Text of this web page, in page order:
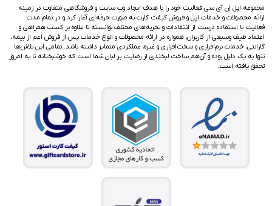
مجموعه اپل اِن آی سی فعالیت خود را با هدف ایجاد وب سایت و فروشگاهی متفاوت در زمینه
ارائه محصولات و خدمات اپل و فروش گیفت کارت به صورت حرفه‌ای آغاز کرد و در تمام مدت
فعالیت با استفاده درست از انتقادات و تجربه‌های مختلف توانسته تا علاوه بر کسب همراهی و
اعتماد طیف وسیعی از کاربران، همواره در ارائه محصولات و انواع خدمات پس از فروش اعم از بیمه،
گارانتی، خدمات نرم‌افزاری و سخت‌افزاری و غیره، عملکردی متمایز داشته باشد. تمامی این تلاش‌ها
تنها به یک دلیل بوده و آن‌هم ساخت لبخندی از رضایت بر لبان شما است که خوشبختانه تا به امروز
تحقق یافته است.